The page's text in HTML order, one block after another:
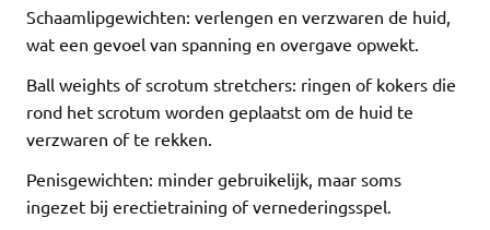
Schaamlipgewichten: verlengen en verzwaren de huid,
wat een gevoel van spanning en overgave opwekt.
Ball weights of scrotum stretchers: ringen of kokers die
rond het scrotum worden geplaatst om de huid te
verzwaren of te rekken.
Penisgewichten: minder gebruikelijk, maar soms
ingezet bij erectietraining of vernederingsspel.